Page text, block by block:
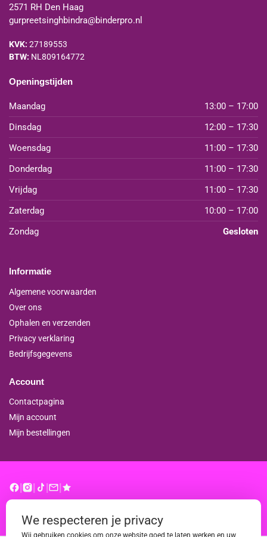
2571 RH Den Haag
gurpreetsinghbindra@binderpro.nl
KVK: 27189553
BTW: NL809164772
Openingstijden
Maandag
13:00 – 17:00
Dinsdag
12:00 – 17:30
Woensdag
11:00 – 17:30
Donderdag
11:00 – 17:30
Vrijdag
11:00 – 17:30
Zaterdag
10:00 – 17:00
Zondag
Gesloten
Informatie
Algemene voorwaarden
Over ons
Ophalen en verzenden
Privacy verklaring
Bedrijfsgegevens
Account
Contactpagina
Mijn account
Mijn bestellingen
We respecteren je privacy
Wij gebruiken cookies om onze website goed te laten werken en uw